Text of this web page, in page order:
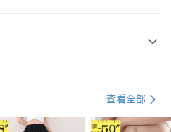
查看全部